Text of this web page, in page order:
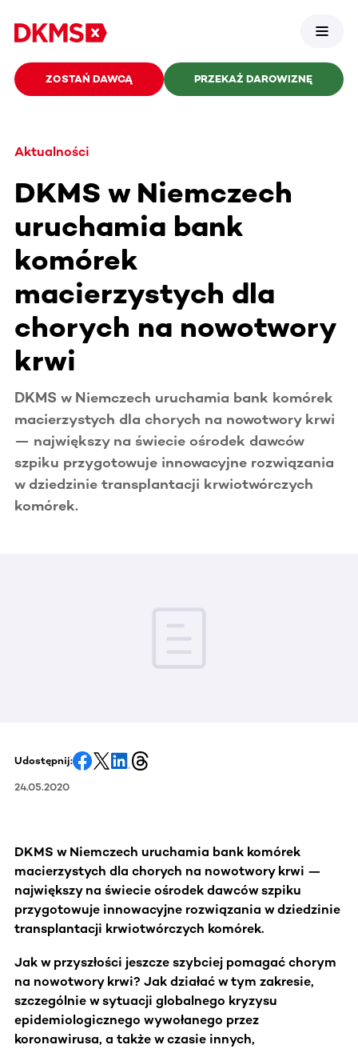
ZOSTAŃ DAWCĄ PRZEKAŻ DAROWIZNĘ
Aktualności
DKMS w Niemczech
uruchamia bank
komórek
macierzystych dla
chorych na nowotwory
krwi
DKMS w Niemczech uruchamia bank komórek
macierzystych dla chorych na nowotwory krwi
— największy na świecie ośrodek dawców
szpiku przygotowuje innowacyjne rozwiązania
w dziedzinie transplantacji krwiotwórczych
komórek.
Udostępnij:
24.05.2020
DKMS w Niemczech uruchamia bank komórek
macierzystych dla chorych na nowotwory krwi —
największy na świecie ośrodek dawców szpiku
przygotowuje innowacyjne rozwiązania w dziedzinie
transplantacji krwiotwórczych komórek.
Jak w przyszłości jeszcze szybciej pomagać chorym
na nowotwory krwi? Jak działać w tym zakresie,
szczególnie w sytuacji globalnego kryzysu
epidemiologicznego wywołanego przez
koronawirusa, a także w czasie innych,